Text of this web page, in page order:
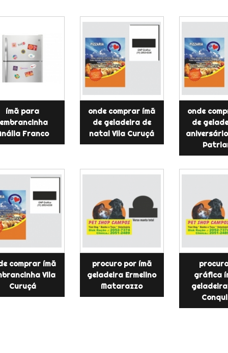
ímã para
Franco
onde comprar ímã
de geladeira de
natal Vila Curuçá
onde
de
comprar ímã
Vila
Curuçá
procuro por ímã
geladeira Ermelino
Matarazzo
gráfica